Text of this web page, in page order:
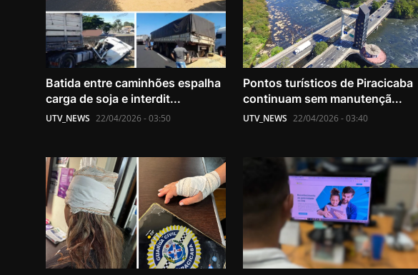
Batida entre caminhões espalha
carga de soja e interdit...
UTV_NEWS 22/04/2026 - 03:50
Pontos turísticos de Piracicaba
continuam sem manutençã...
UTV_NEWS 22/04/2026 - 03:40